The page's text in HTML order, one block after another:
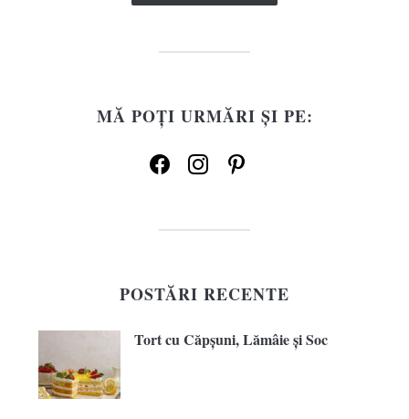
MĂ POȚI URMĂRI ȘI PE:
facebookinstagrampinterest
POSTĂRI RECENTE
Tort cu Căpșuni, Lămâie și Soc